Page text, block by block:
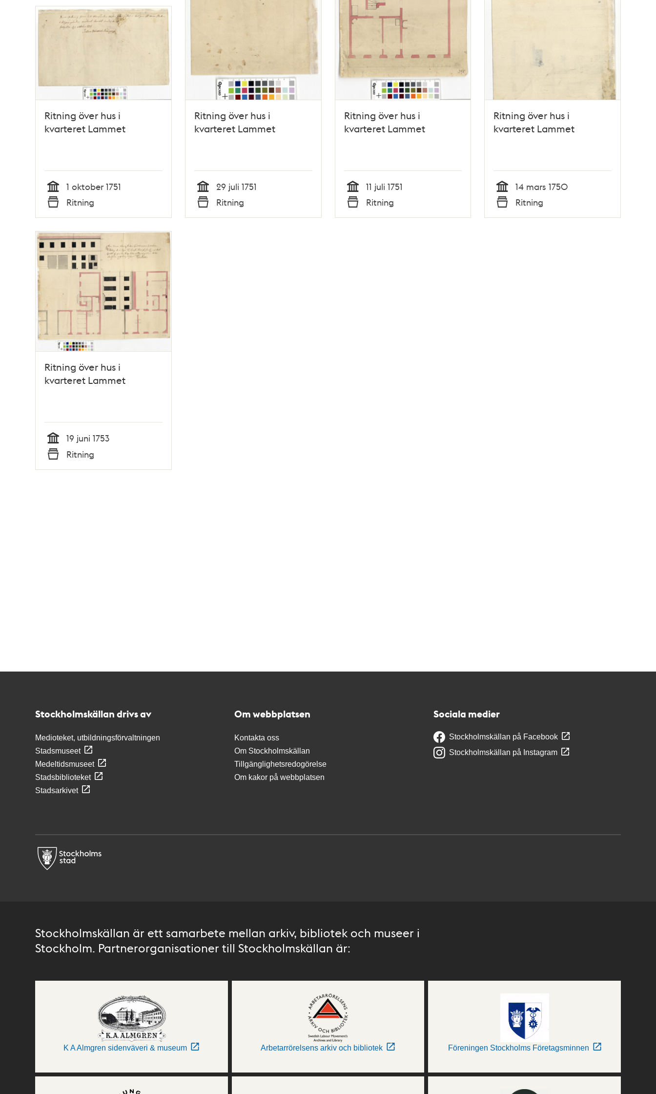
Ritning över hus i
kvarteret Lammet
Tid
1 oktober 1751
Typ
Ritning
Ritning över hus i
kvarteret Lammet
Tid
29 juli 1751
Typ
Ritning
Ritning över hus i
kvarteret Lammet
Tid
11 juli 1751
Typ
Ritning
Ritning över hus i
kvarteret Lammet
Tid
14 mars 1750
Typ
Ritning
Ritning över hus i
kvarteret Lammet
Tid
19 juni 1753
Typ
Ritning
Stockholmskällan drivs av
Medioteket, utbildningsförvaltningen
Stadsmuseet
Medeltidsmuseet
Stadsbiblioteket
Stadsarkivet
Om webbplatsen
Kontakta oss
Om Stockholmskällan
Tillgänglighetsredogörelse
Om kakor på webbplatsen
Sociala medier
Stockholmskällan på Facebook
Stockholmskällan på Instagram
Stockholmskällan är ett samarbete mellan arkiv, bibliotek och museer i
Stockholm. Partnerorganisationer till Stockholmskällan är:
K A Almgren sidenväveri & museum Arbetarrörelsens arkiv och bibliotek Föreningen Stockholms Företagsminnen